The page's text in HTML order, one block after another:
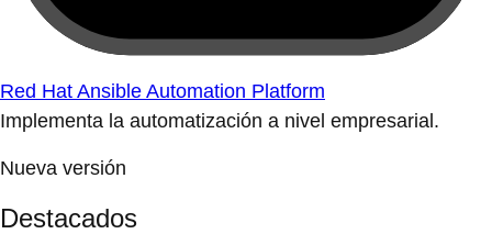
Red Hat Ansible Automation Platform
Implementa la automatización a nivel empresarial.
Nueva versión
Destacados